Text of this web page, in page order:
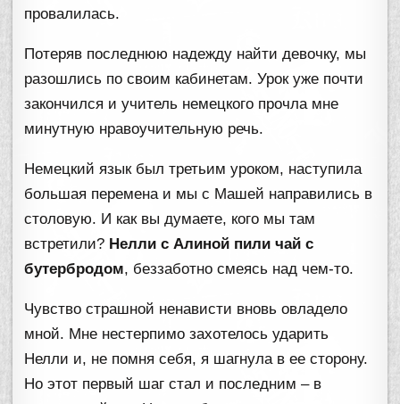
провалилась.
Потеряв последнюю надежду найти девочку, мы
разошлись по своим кабинетам. Урок уже почти
закончился и учитель немецкого прочла мне
минутную нравоучительную речь.
Немецкий язык был третьим уроком, наступила
большая перемена и мы с Машей направились в
столовую. И как вы думаете, кого мы там
встретили? Нелли с Алиной пили чай с
бутербродом, беззаботно смеясь над чем-то.
Чувство страшной ненависти вновь овладело
мной. Мне нестерпимо захотелось ударить
Нелли и, не помня себя, я шагнула в ее сторону.
Но этот первый шаг стал и последним – в